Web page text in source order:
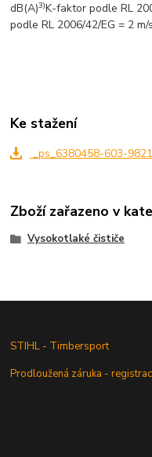
dB(A)3)K-faktor podle RL
podle RL 2006/42/EG = 2
Ke stažení
_ps_6380458-603-
Zboží zařazeno v
Vysokotlaké čističe
STIHL - Timbersport
Prodloužená záruka -